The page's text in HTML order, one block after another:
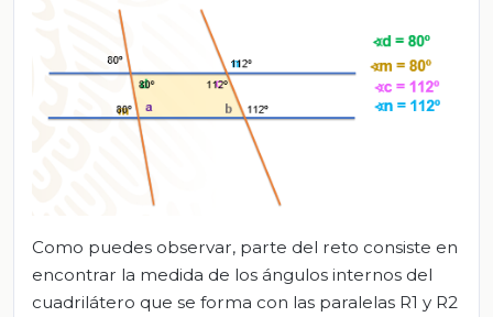
Como puedes observar, parte del reto consiste en
encontrar la medida de los ángulos internos del
cuadrilátero que se forma con las paralelas R1 y R2